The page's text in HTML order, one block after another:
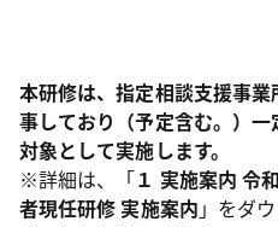
本研修は、指定相談支援事
事しており（予定含む。）
対象として実施します。
※詳細は、「１ 実施案内 令
者現任研修 実施案内 」をダ